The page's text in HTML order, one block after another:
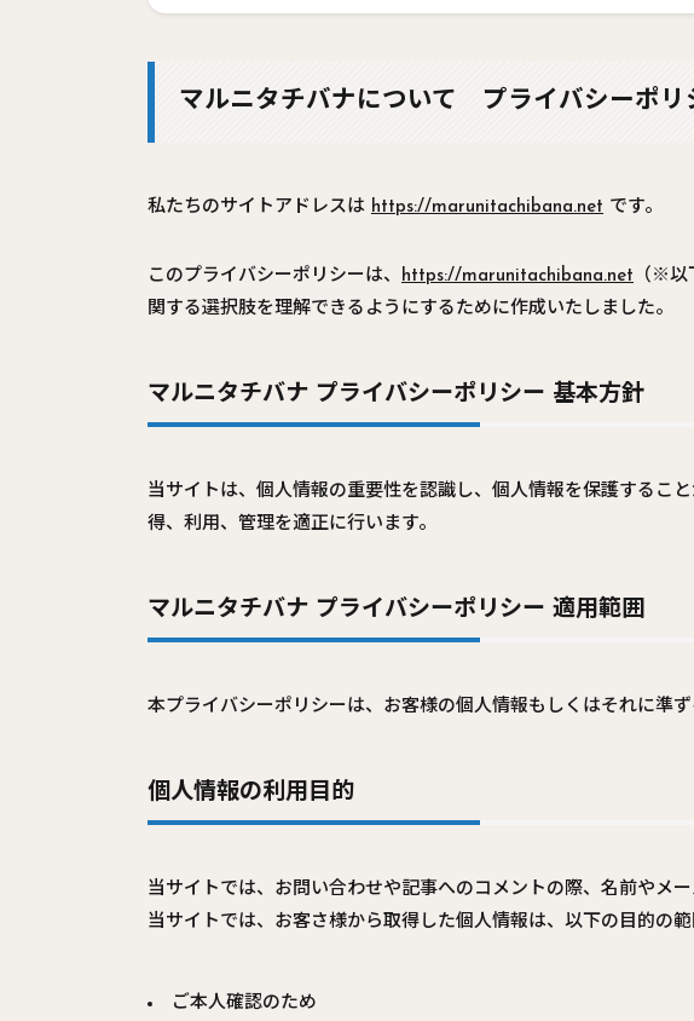
マルニタチバナについて プライバシーポリ
私たちのサイトアドレスは https://marunitachibana.net です。
このプライバシーポリシーは、 https://marunitachibana.net （※以
関する選択肢を理解できるようにするために作成いたしました。
マルニタチバナ プライバシーポリシー 基本方針
当サイトは、個人情報の重要性を認識し、個人情報を保護するこ
得、利用、管理を適正に行います。
マルニタチバナ プライバシーポリシー 適用範囲
本プライバシーポリシーは、お客様の個人情報もしくはそれに準
個人情報の利用目的
当サイトでは、お問い合わせや記事へのコメントの際、名前やメ
当サイトでは、お客さ様から取得した個人情報は、以下の目的の範
ご本人確認のため